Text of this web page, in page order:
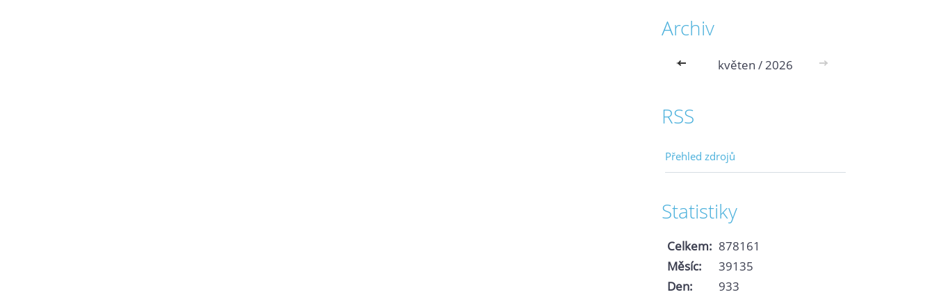
Archiv
<< květen / 2026 >>
RSS
Přehled zdrojů
Statistiky
Celkem: 878161
Měsíc:
39135
Den:
933